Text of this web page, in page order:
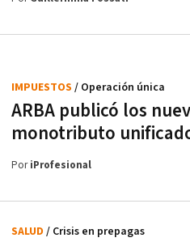
ARBA publicó los
monotributo
IMPUESTOS / Operación única
PoriProfesional
SALUD / Crisis en prepagas